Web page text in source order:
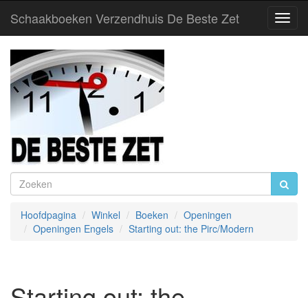
Schaakboeken Verzendhuis De Beste Zet
Hoofdpagina Winkel Boeken
Openingen
Openingen Engels
Starting out: the Pirc/Modern